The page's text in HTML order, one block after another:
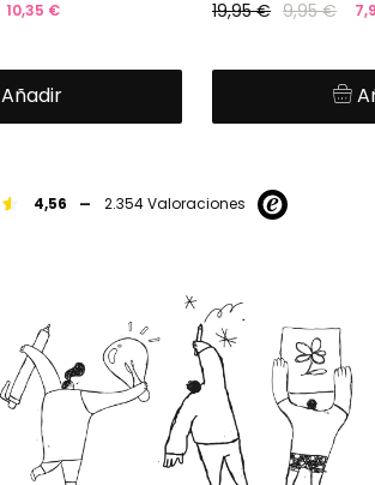
10,35 €
Añadir
19,95 € 9,95 €
4,56 - 2.354 Valoraciones